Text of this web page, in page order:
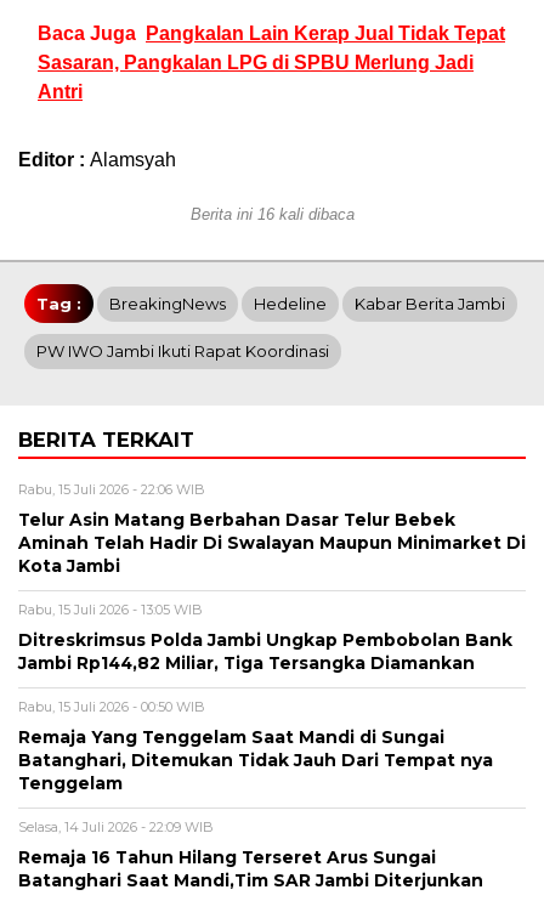
Baca Juga
Pangkalan Lain Kerap Jual Tidak Tepat
Sasaran, Pangkalan LPG di SPBU Merlung Jadi
Antri
Editor : Alamsyah
Berita ini 16 kali dibaca
Tag : BreakingNews Hedeline Kabar Berita Jambi
PW IWO Jambi Ikuti Rapat Koordinasi
BERITA TERKAIT
Rabu, 15 Juli 2026 - 22:06 WIB
Telur Asin Matang Berbahan Dasar Telur Bebek
Aminah Telah Hadir Di Swalayan Maupun Minimarket Di
Kota Jambi
Rabu, 15 Juli 2026 - 13:05 WIB
Ditreskrimsus Polda Jambi Ungkap Pembobolan Bank
Jambi Rp144,82 Miliar, Tiga Tersangka Diamankan
Rabu, 15 Juli 2026 - 00:50 WIB
Remaja Yang Tenggelam Saat Mandi di Sungai
Batanghari, Ditemukan Tidak Jauh Dari Tempat nya
Tenggelam
Selasa, 14 Juli 2026 - 22:09 WIB
Remaja 16 Tahun Hilang Terseret Arus Sungai
Batanghari Saat Mandi,Tim SAR Jambi Diterjunkan